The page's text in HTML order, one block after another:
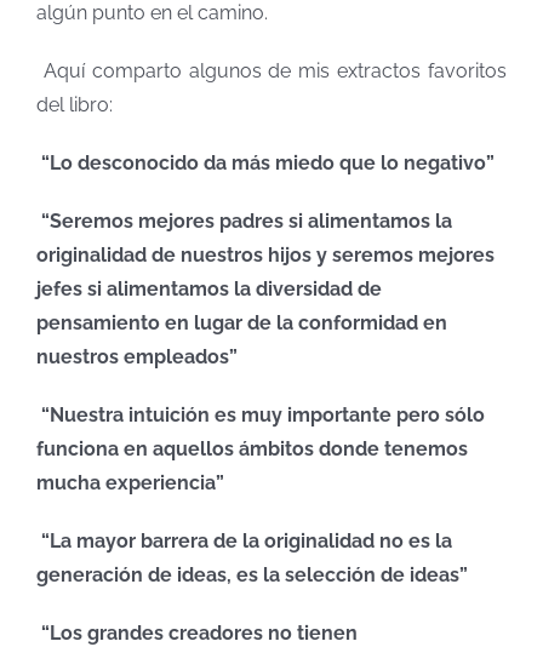
algún punto en el camino.
Aquí comparto algunos de mis extractos favoritos
del libro:
“Lo desconocido da más miedo que lo negativo”
“Seremos mejores padres si alimentamos la
originalidad de nuestros hijos y seremos mejores
jefes si alimentamos la diversidad de
pensamiento en lugar de la conformidad en
nuestros empleados”
“Nuestra intuición es muy importante pero sólo
funciona en aquellos ámbitos donde tenemos
mucha experiencia”
“La mayor barrera de la originalidad no es la
generación de ideas, es la selección de ideas”
“Los grandes creadores no tienen